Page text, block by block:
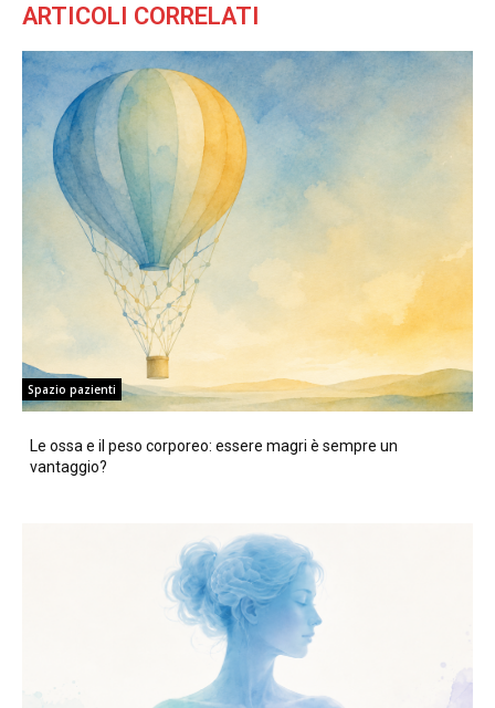
ARTICOLI CORRELATI
Spazio pazienti
Le ossa e il peso corporeo: essere magri è sempre un
vantaggio?